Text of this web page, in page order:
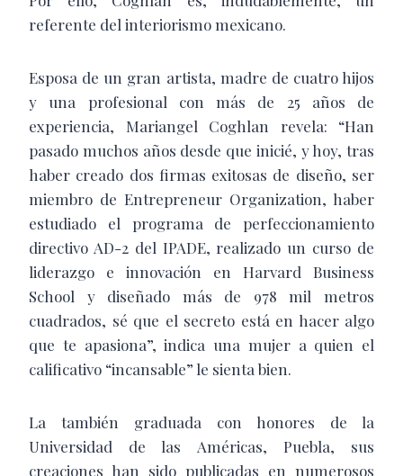
referente del interiorismo mexicano.
Esposa de un gran artista, madre de cuatro hijos
y una profesional con más de 25 años de
experiencia, Mariangel Coghlan revela: “Han
pasado muchos años desde que inicié, y hoy, tras
haber creado dos firmas exitosas de diseño, ser
miembro de Entrepreneur Organization, haber
estudiado el programa de perfeccionamiento
directivo AD-2 del IPADE, realizado un curso de
liderazgo e innovación en Harvard Business
School y diseñado más de 978 mil metros
cuadrados, sé que el secreto está en hacer algo
que te apasiona”, indica una mujer a quien el
calificativo “incansable” le sienta bien.
La también graduada con honores de la
Universidad de las Américas, Puebla, sus
creaciones han sido publicadas en numerosos